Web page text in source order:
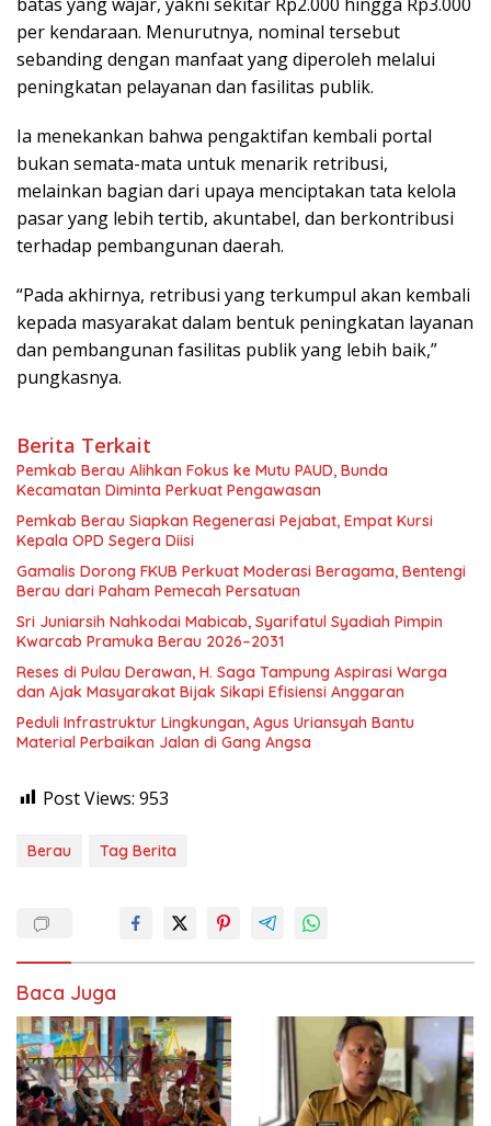
per kendaraan. Menurutnya, nominal tersebut
sebanding dengan manfaat yang diperoleh melalui
peningkatan pelayanan dan fasilitas publik.
Ia menekankan bahwa pengaktifan kembali portal
bukan semata-mata untuk menarik retribusi,
melainkan bagian dari upaya menciptakan tata kelola
pasar yang lebih tertib, akuntabel, dan berkontribusi
terhadap pembangunan daerah.
“Pada akhirnya, retribusi yang terkumpul akan kembali
kepada masyarakat dalam bentuk peningkatan layanan
dan pembangunan fasilitas publik yang lebih baik,”
pungkasnya.
Berita Terkait
Pemkab Berau Alihkan Fokus ke Mutu PAUD, Bunda
Kecamatan Diminta Perkuat Pengawasan
Pemkab Berau Siapkan Regenerasi Pejabat, Empat Kursi
Kepala OPD Segera Diisi
Gamalis Dorong FKUB Perkuat Moderasi Beragama, Bentengi
Berau dari Paham Pemecah Persatuan
Sri Juniarsih Nahkodai Mabicab, Syarifatul Syadiah Pimpin
Kwarcab Pramuka Berau 2026–2031
Reses di Pulau Derawan, H. Saga Tampung Aspirasi Warga
dan Ajak Masyarakat Bijak Sikapi Efisiensi Anggaran
Peduli Infrastruktur Lingkungan, Agus Uriansyah Bantu
Material Perbaikan Jalan di Gang Angsa
Post Views: 953
Berau Tag Berita
Baca Juga